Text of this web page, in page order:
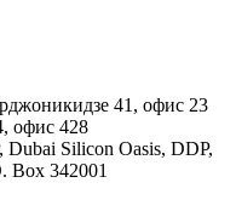
41, офис 23
офис 428
Dubai Silicon Oasis, DDP,
Box 342001